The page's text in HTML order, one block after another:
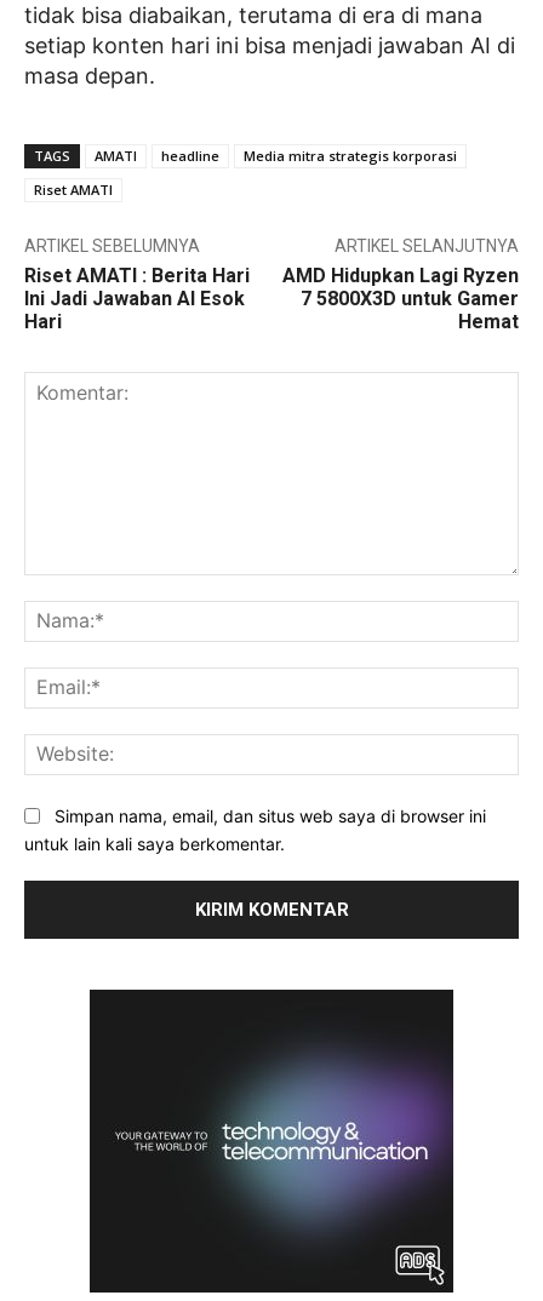
tidak bisa diabaikan, terutama di era di mana
setiap konten hari ini bisa menjadi jawaban AI di
masa depan.
TAGS AMATI headline
Media mitra strategis korporasi
Riset AMATI
ARTIKEL SEBELUMNYA
Riset AMATI : Berita Hari
Ini Jadi Jawaban AI Esok
Hari
ARTIKEL SELANJUTNYA
AMD Hidupkan Lagi Ryzen
7 5800X3D untuk Gamer
Hemat
Simpan nama, email, dan situs web saya di browser ini
untuk lain kali saya berkomentar.